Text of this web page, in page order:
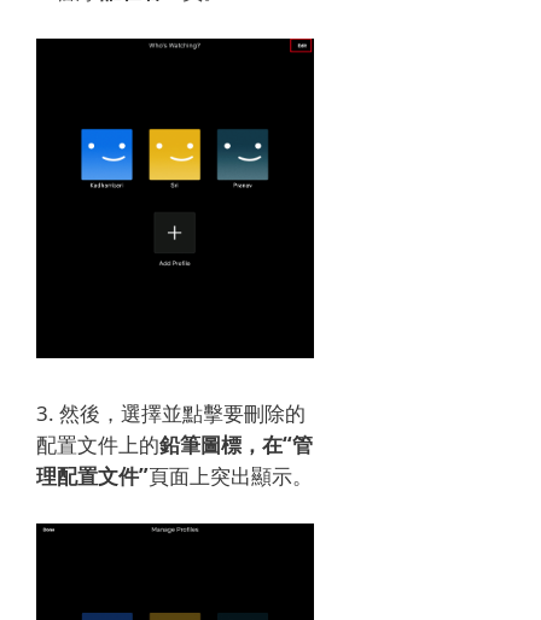
3. 然後，選擇並點擊要刪除的
配置文件上的鉛筆圖標，在“管
理配置文件”頁面上突出顯示。